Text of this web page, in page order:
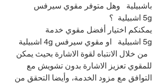
باشبيلية   وهل متوفر مقوي سيرفس
5g اشبيلية  ؟
يمكنكم اختيار أفضل مقوي خدمة
5g اشبيلية   او مقوي سيرفس 4g اشبيلية
من خلال الانتباه لقوة الاشارة بحيث يمكن
للمقوي تعزيز الاشارة بدون تشويش مع
التوافق مع مزود الخدمة، وأيضا التحقق من